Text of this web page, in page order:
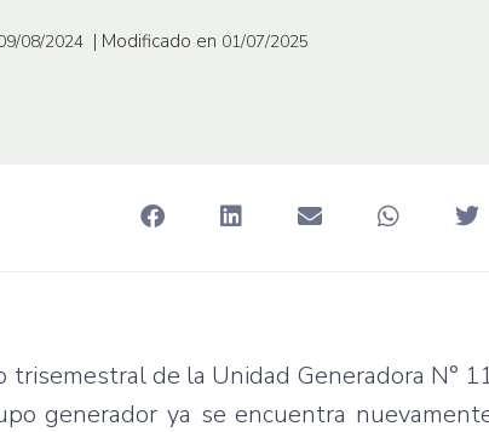
08/2024 | Modificado en 01/07/2025
de la Unidad Generadora N°
generador ya se encuentra